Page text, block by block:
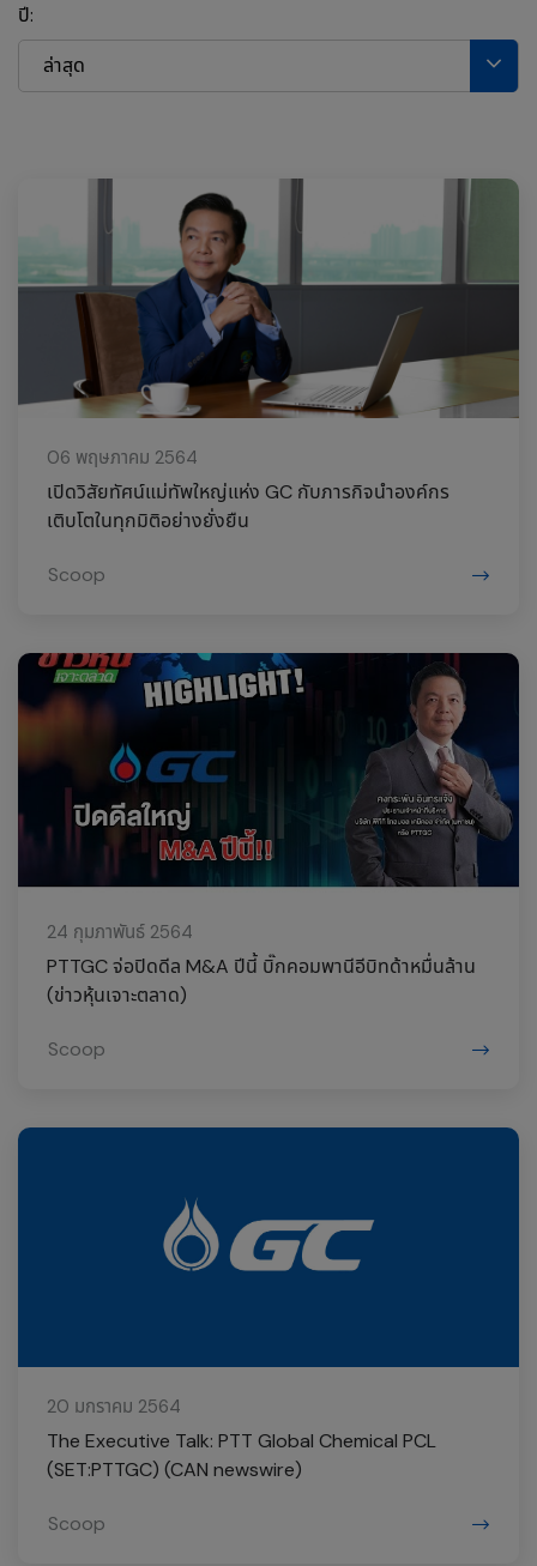
ปี:
ล่าสุด
06 พฤษภาคม 2564
เปิดวิสัยทัศน์แม่ทัพใหญ่แห่ง GC กับภารกิจนำองค์กร
เติบโตในทุกมิติอย่างยั่งยืน
Scoop
24 กุมภาพันธ์ 2564
PTTGC จ่อปิดดีล M&A ปีนี้ บิ๊กคอมพานีอีบิทด้าหมื่นล้าน
(ข่าวหุ้นเจาะตลาด)
Scoop
20 มกราคม 2564
The Executive Talk: PTT Global Chemical PCL
(SET:PTTGC) (CAN newswire)
Scoop